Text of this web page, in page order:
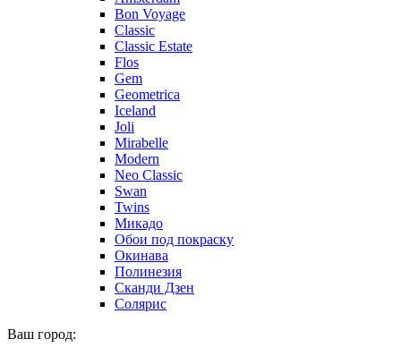
Bon Voyage
Classic
Classic Estate
Flos
Gem
Geometrica
Iceland
Joli
Mirabelle
Modern
Neo Classic
Swan
Twins
Микадо
Обои под покраску
Окинава
Полинезия
Сканди Дзен
Солярис
Ваш город: